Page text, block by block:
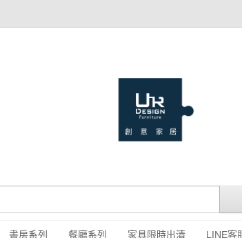
書房系列 餐廳系列 家具限時出清 LINE客